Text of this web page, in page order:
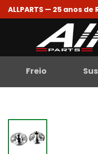
ALLPARTS — 25 anos
Freio